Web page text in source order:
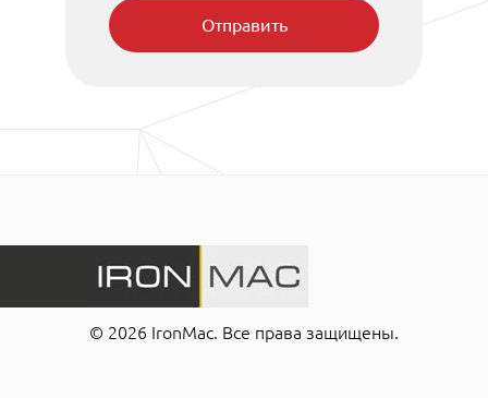
Отправить
© 2026 IronMac. Все права защищены.